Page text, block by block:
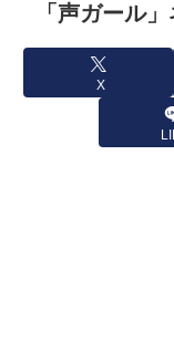
「声ガール
X